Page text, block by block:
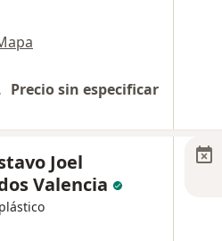
Precio sin especificar
Joel
Valencia